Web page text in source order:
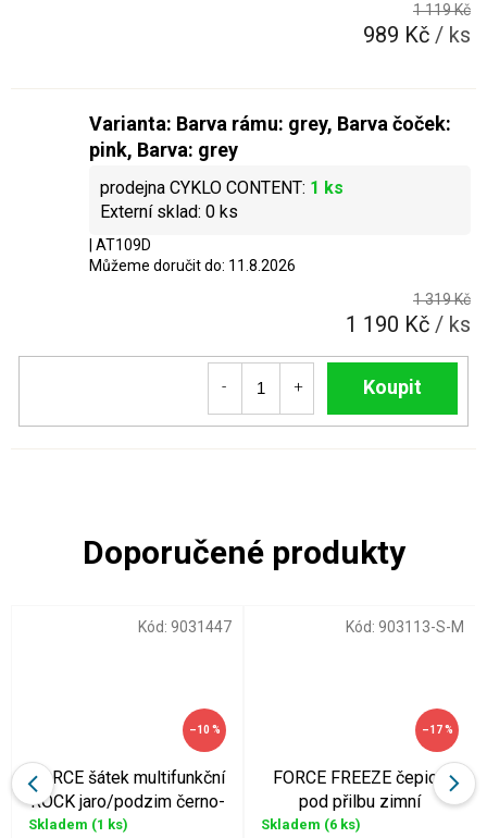
–10 %
FORCE šátek multifunkční
ROCK jaro/podzim černo-
růžový
Skladem (1 ks)
Kód: 9031447
–17 %
FORCE FREEZE čepice
pod přilbu zimní
Skladem (6 ks)
Kód: 903113-S-M
1 119 Kč
989 Kč / ks
Varianta: Barva rámu: grey, Barva čoček:
pink, Barva: grey
1 ks
0 ks
| AT109D
Můžeme doručit do: 11.8.2026
1 319 Kč
1 190 Kč / ks
Do košíku